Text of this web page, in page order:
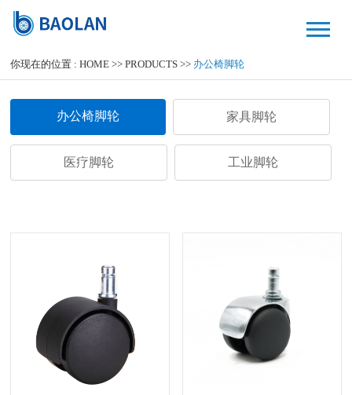
你现在的位置 :HOME >>PRODUCTS >> 办公椅脚轮
办公椅脚轮 家具脚轮
医疗脚轮 工业脚轮